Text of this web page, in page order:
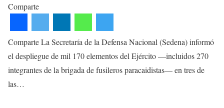
Comparte
Comparte La Secretaría de la Defensa Nacional (Sedena) informó
el despliegue de mil 170 elementos del Ejército —incluidos 270
integrantes de la brigada de fusileros paracaidistas— en tres de
las…